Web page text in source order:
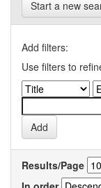
Start a new
Add filters:
Use filters to
Results/Page